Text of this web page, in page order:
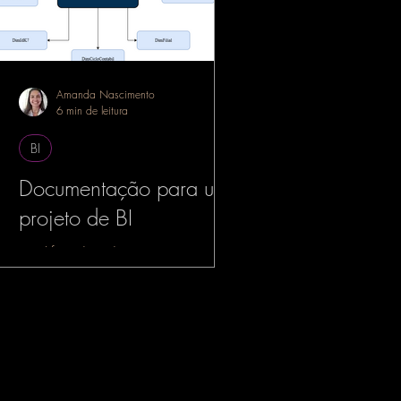
Documentação para um
projeto de BI
simplificando a documentação para
projetos de BI
BI
Amanda Nascimento
6 min de leitura